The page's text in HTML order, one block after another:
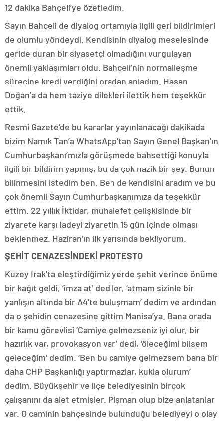
12 dakika Bahçeli’ye özetledim.
Sayın Bahçeli de diyalog ortamıyla ilgili geri bildirimleri
de olumlu yöndeydi. Kendisinin diyalog meselesinde
geride duran bir siyasetçi olmadığını vurgulayan
önemli yaklaşımları oldu. Bahçeli’nin normalleşme
sürecine kredi verdiğini oradan anladım. Hasan
Doğan’a da hem taziye dilekleri ilettik hem teşekkür
ettik.
Resmi Gazete’de bu kararlar yayınlanacağı dakikada
bizim Namık Tan’a WhatsApp’tan Sayın Genel Başkan’ın
Cumhurbaşkanı’mızla görüşmede bahsettiği konuyla
ilgili bir bildirim yapmış, bu da çok nazik bir şey. Bunun
bilinmesini istedim ben. Ben de kendisini aradım ve bu
çok önemli Sayın Cumhurbaşkanımıza da teşekkür
ettim. 22 yıllık İktidar, muhalefet çelişkisinde bir
ziyarete karşı iadeyi ziyaretin 15 gün içinde olması
beklenmez. Haziran’ın ilk yarısında bekliyorum.
ŞEHİT CENAZESİNDEKİ PROTESTO
Kuzey Irak’ta eleştirdiğimiz yerde şehit verince önüme
bir kağıt geldi, ‘imza at’ dediler, ‘atmam sizinle bir
yanlışın altında bir A4’te buluşmam’ dedim ve ardından
da o şehidin cenazesine gittim Manisa’ya. Bana orada
bir kamu görevlisi ‘Camiye gelmezseniz iyi olur, bir
hazırlık var, provokasyon var’ dedi, ‘öleceğimi bilsem
geleceğim’ dedim. ‘Ben bu camiye gelmezsem bana bir
daha CHP Başkanlığı yaptırmazlar, kukla olurum’
dedim. Büyükşehir ve ilçe belediyesinin birçok
çalışanını da alet etmişler. Pişman olup bize anlatanlar
var. O caminin bahçesinde bulunduğu belediyeyi o olay